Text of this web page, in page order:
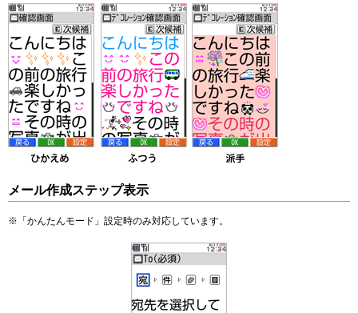
メール作成ステップ表示
※ 「かんたんモード」設定時のみ対応しています。